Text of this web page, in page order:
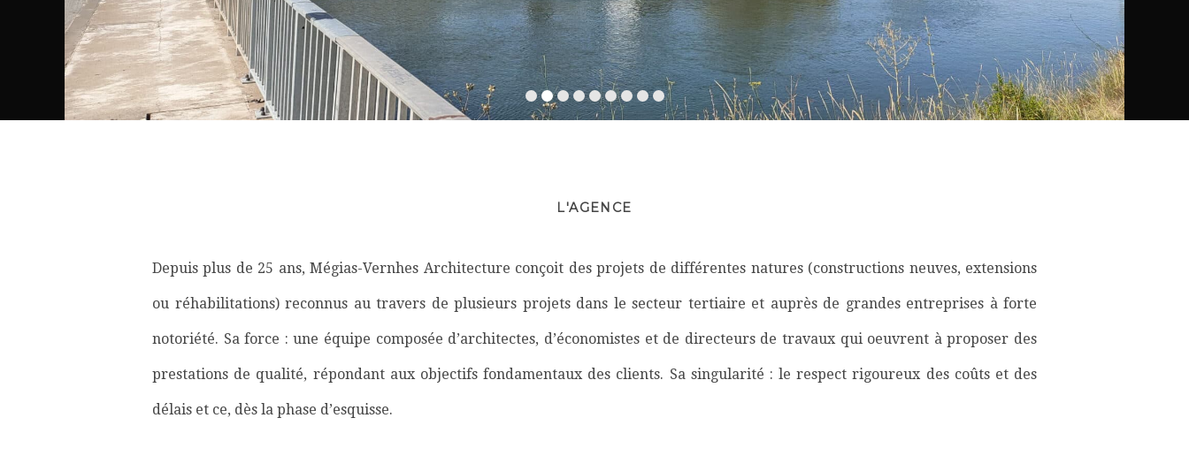
L'AGENCE
Depuis plus de 25 ans, Mégias-Vernhes Architecture conçoit des projets de différentes natures (constructions neuves, extensions
ou réhabilitations) reconnus au travers de plusieurs projets dans le secteur tertiaire et auprès de grandes entreprises à forte
notoriété. Sa force : une équipe composée d’architectes, d’économistes et de directeurs de travaux qui oeuvrent à proposer des
prestations de qualité, répondant aux objectifs fondamentaux des clients. Sa singularité : le respect rigoureux des coûts et des
délais et ce, dès la phase d’esquisse.